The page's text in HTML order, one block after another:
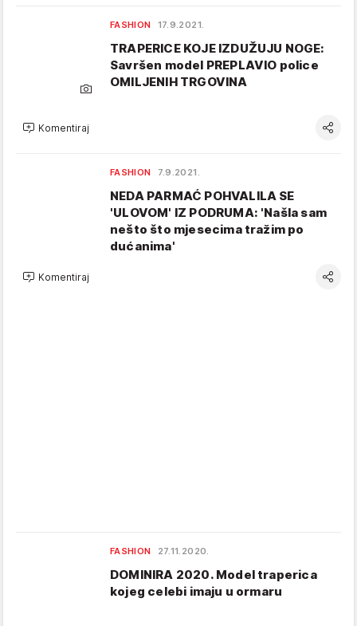
FASHION 17.9.2021.
TRAPERICE KOJE IZDUŽUJU NOGE:
Savršen model PREPLAVIO police
OMILJENIH TRGOVINA
Komentiraj
FASHION 7.9.2021.
NEDA PARMAĆ POHVALILA SE
'ULOVOM' IZ PODRUMA: 'Našla sam
nešto što mjesecima tražim po
dućanima'
Komentiraj
FASHION 27.11.2020.
DOMINIRA 2020. Model traperica
kojeg celebi imaju u ormaru